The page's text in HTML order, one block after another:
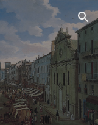
Skip to navigation